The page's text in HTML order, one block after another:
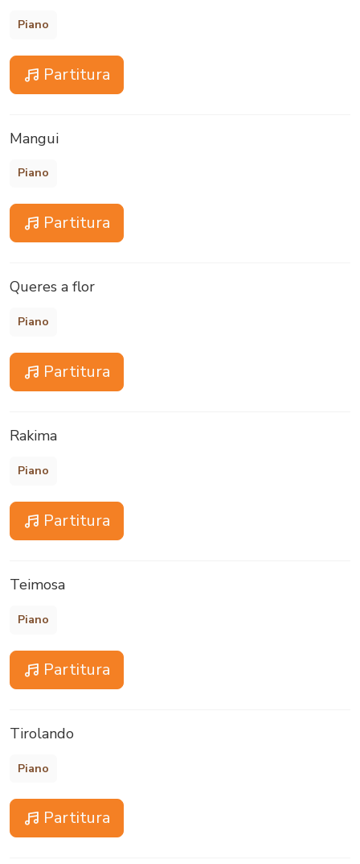
Piano
Partitura
Mangui
Piano
Partitura
Queres a flor
Piano
Partitura
Rakima
Piano
Partitura
Teimosa
Piano
Partitura
Tirolando
Piano
Partitura